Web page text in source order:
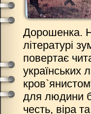
Дорошенка.
літературі
повертає
українських
для людини
честь, віра